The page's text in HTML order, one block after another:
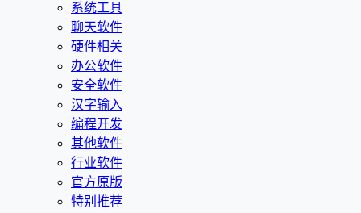
系统工具
聊天软件
硬件相关
办公软件
安全软件
汉字输入
编程开发
其他软件
行业软件
官方原版
特别推荐